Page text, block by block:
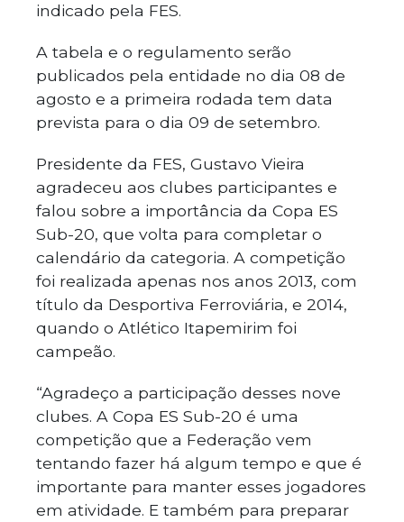
indicado pela FES.
A tabela e o regulamento serão
publicados pela entidade no dia 08 de
agosto e a primeira rodada tem data
prevista para o dia 09 de setembro.
Presidente da FES, Gustavo Vieira
agradeceu aos clubes participantes e
falou sobre a importância da Copa ES
Sub-20, que volta para completar o
calendário da categoria. A competição
foi realizada apenas nos anos 2013, com
título da Desportiva Ferroviária, e 2014,
quando o Atlético Itapemirim foi
campeão.
“Agradeço a participação desses nove
clubes. A Copa ES Sub-20 é uma
competição que a Federação vem
tentando fazer há algum tempo e que é
importante para manter esses jogadores
em atividade. E também para preparar